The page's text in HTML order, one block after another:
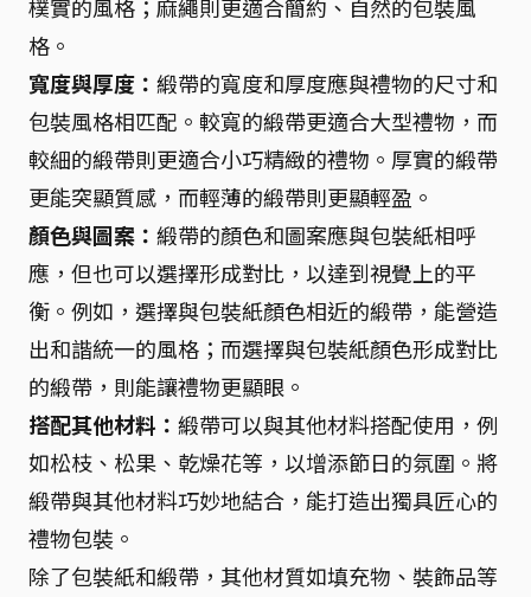
樸實的風格；麻繩則更適合簡約、自然的包裝風
格。
寬度與厚度： 緞帶的寬度和厚度應與禮物的尺寸和
包裝風格相匹配。較寬的緞帶更適合大型禮物，而
較細的緞帶則更適合小巧精緻的禮物。厚實的緞帶
更能突顯質感，而輕薄的緞帶則更顯輕盈。
顏色與圖案： 緞帶的顏色和圖案應與包裝紙相呼
應，但也可以選擇形成對比，以達到視覺上的平
衡。例如，選擇與包裝紙顏色相近的緞帶，能營造
出和諧統一的風格；而選擇與包裝紙顏色形成對比
的緞帶，則能讓禮物更顯眼。
搭配其他材料： 緞帶可以與其他材料搭配使用，例
如松枝、松果、乾燥花等，以增添節日的氛圍。將
緞帶與其他材料巧妙地結合，能打造出獨具匠心的
禮物包裝。
除了包裝紙和緞帶，其他材質如填充物、裝飾品等